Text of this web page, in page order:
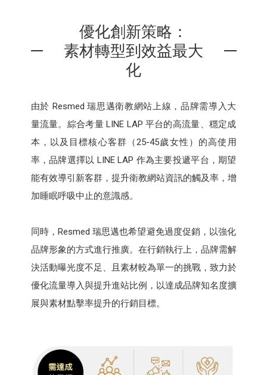
優化創新策略：
素材轉型到效益最大
化
由於 Resmed 瑞思邁衛教網站上線，品牌需導入大
量流量。綜合考量 LINE LAP 平台的高流量、穩定成
本，以及目標核心客群（25-45歲女性）的高使用
率，品牌選擇以 LINE LAP 作為主要投遞平台，期望
能有效導引新客群，提升衛教網站資訊的觸及率，增
加睡眠呼吸中止的意識感。
同時，Resmed 瑞思邁也希望避免過度促銷，以強化
品牌形象的方式進行推廣。在行銷執行上，品牌需解
決活動曝光度不足、且素材較為單一的挑戰，致力於
優化流量導入與提升進站比例，以達成品牌知名度擴
展與素材點擊率提升的行銷目標。